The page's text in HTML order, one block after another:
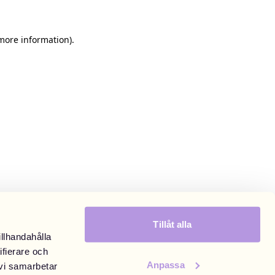
och
samarbetar
Tillåt alla
Anpassa
information).